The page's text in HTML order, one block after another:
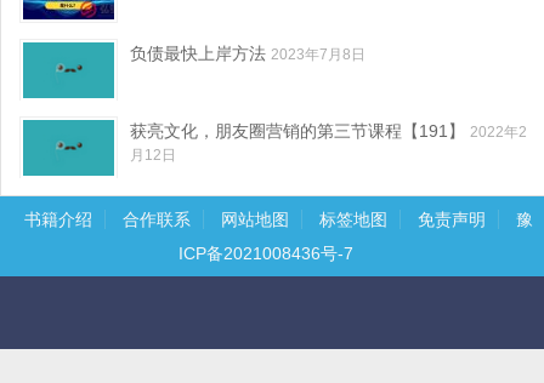
负债最快上岸方法 2023年7月8日
获亮文化，朋友圈营销的第三节课程【191】
2022年2
月12日
书籍介绍 合作联系 网站地图 标签地图 免责声明
豫
ICP备2021008436号-7